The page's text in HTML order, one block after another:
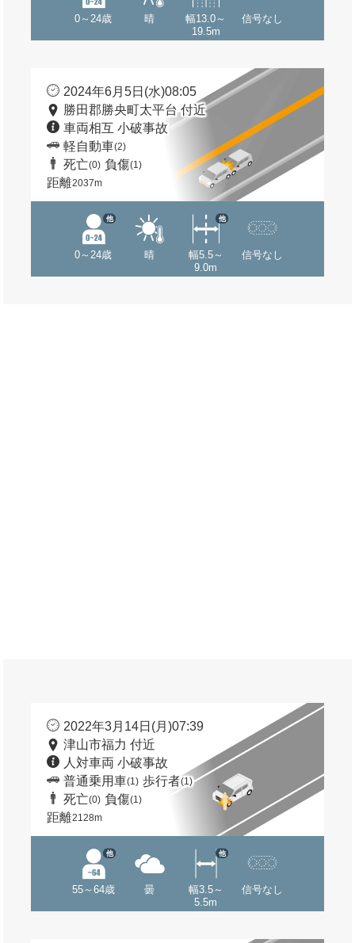
0～24歳 晴
幅13.0～
19.5m
信号なし
2024年6月5日(水)08:05
勝田郡勝央町太平台 付近
車両相互 小破事故
軽自動車(2)
死亡(0) 負傷(1)
距離2037m
0～24歳
他
晴
幅5.5～
9.0m
他
信号なし
2022年3月14日(月)07:39
津山市福力 付近
人対車両 小破事故
普通乗用車(1) 歩行者(1)
死亡(0) 負傷(1)
距離2128m
55～64歳
他
曇
幅3.5～
5.5m
他
信号なし